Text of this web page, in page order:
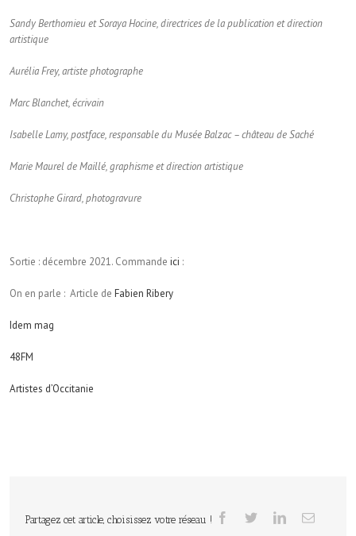
Sandy Berthomieu et Soraya Hocine, directrices de la publication et direction
artistique
Aurélia Frey, artiste photographe
Marc Blanchet, écrivain
Isabelle Lamy, postface, responsable du Musée Balzac – château de Saché
Marie Maurel de Maillé, graphisme et direction artistique
Christophe Girard, photogravure
Sortie : décembre 2021. Commande ici :
On en parle : Article de Fabien Ribery
Idem mag
48FM
Artistes d’Occitanie
Partagez cet article, choisissez votre réseau !